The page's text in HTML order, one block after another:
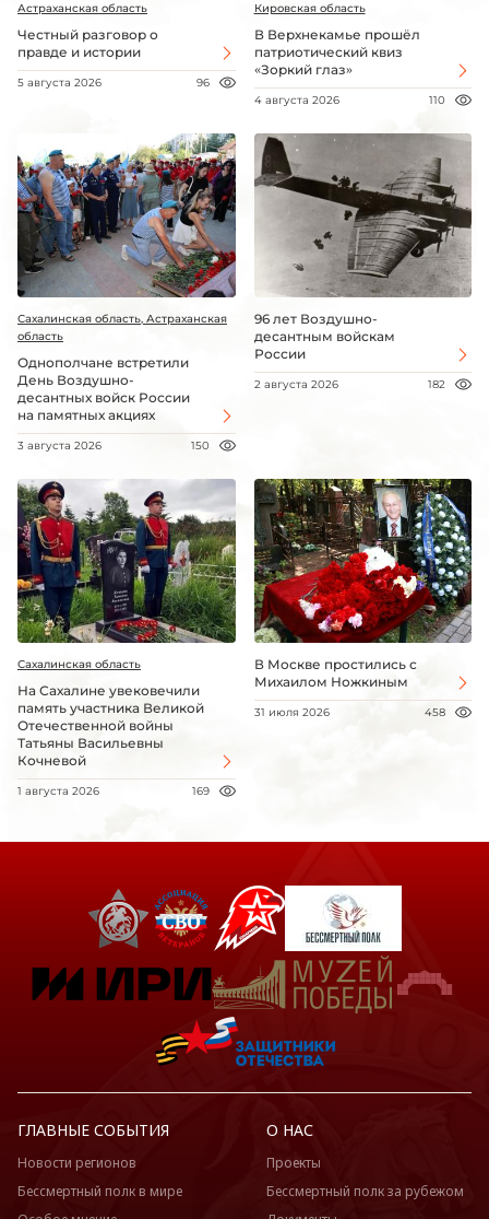
Астраханская область
Честный разговор о
правде и истории
5 августа 2026 96
Кировская область
В Верхнекамье прошёл
патриотический квиз
«Зоркий глаз»
4 августа 2026 110
Сахалинская область, Астраханская
область
Однополчане встретили
День Воздушно-
десантных войск России
на памятных акциях
3 августа 2026 150
96 лет Воздушно-
десантным войскам
России
2 августа 2026 182
Сахалинская область
На Сахалине увековечили
память участника Великой
Отечественной войны
Татьяны Васильевны
Кочневой
1 августа 2026 169
В Москве простились с
Михаилом Ножкиным
31 июля 2026 458
ГЛАВНЫЕ СОБЫТИЯ
Новости регионов
Бессмертный полк в мире
О НАС
Проекты
Бессмертный полк за рубежом